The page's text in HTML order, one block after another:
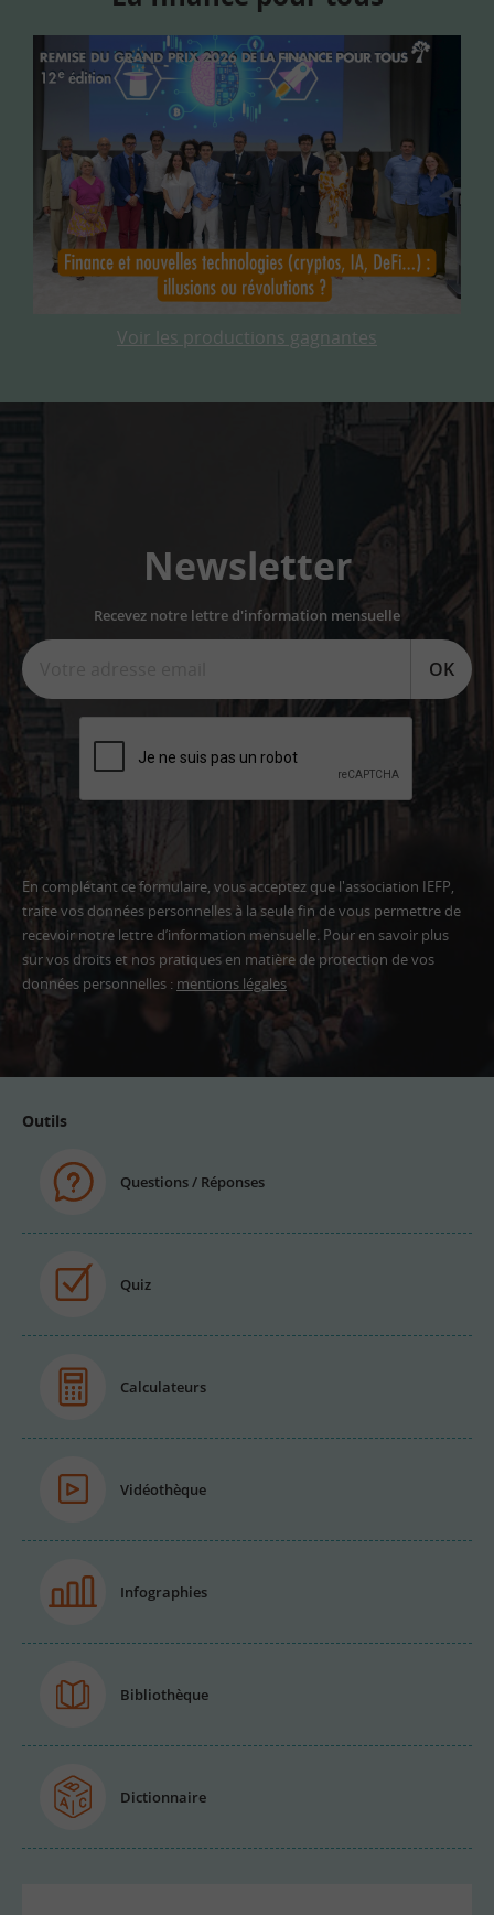
Voir les productions gagnantes
Newsletter
Recevez notre lettre d'information mensuelle
OK
En complétant ce formulaire, vous acceptez que l'association IEFP,
traite vos données personnelles à la seule fin de vous permettre de
recevoir notre lettre d’information mensuelle. Pour en savoir plus
sur vos droits et nos pratiques en matière de protection de vos
données personnelles : mentions légales
Outils
Questions / Réponses
Quiz
Calculateurs
Vidéothèque
Infographies
Bibliothèque
Dictionnaire